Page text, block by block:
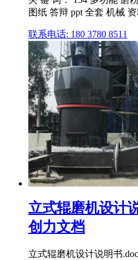
图纸 答辩 ppt 全套 机械
联系电话: 180 3780 8511
立式辊磨机设计
创力文档
立式辊磨机设计说明书